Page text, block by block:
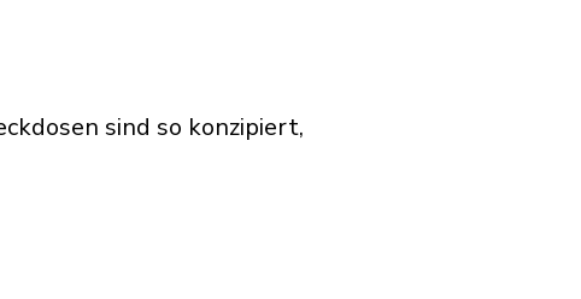
sind so konzipiert,